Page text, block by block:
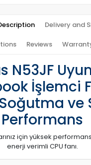
Delivery and
Reviews
N53JF
İşlemci
ve
Performans
için yüksek
enerji verimli CPU fanı.